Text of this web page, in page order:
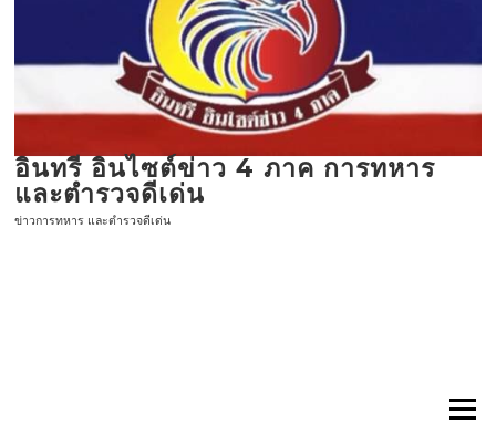
อินทรี อินไซต์ข่าว 4 ภาค การทหาร
และตำรวจดีเด่น
ข่าวการทหาร และตำรวจดีเด่น
เมนู